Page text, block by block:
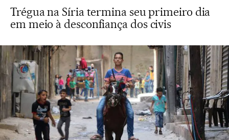
Trégua na Síria termina seu primeiro dia
em meio à desconfiança dos civis